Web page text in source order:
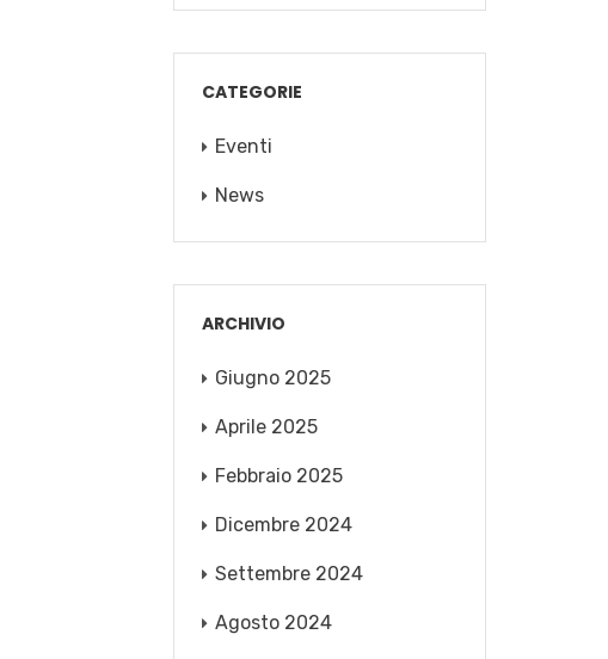
CATEGORIE
Eventi
News
ARCHIVIO
Giugno 2025
Aprile 2025
Febbraio 2025
Dicembre 2024
Settembre 2024
Agosto 2024